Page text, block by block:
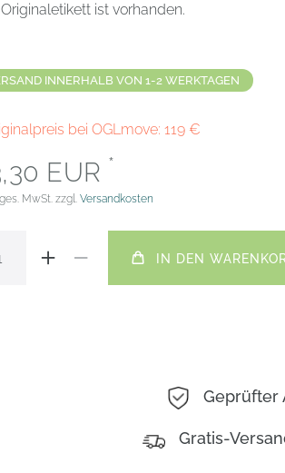
ist vorhanden.
INNERHALB VON 1-2 WERKTAGEN
bei OGLmove: 119 €
EUR *
MwSt. zzgl. Versandkosten
IN DEN
Geprüfter
Gratis-